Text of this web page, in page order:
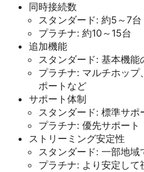
同時接続数
スタンダード: 約5～7台
プラチナ: 約10～15台
追加機能
スタンダード: 基本機能
プラチナ: マルチホッ
ポートなど
サポート体制
スタンダード: 標準サポ
プラチナ: 優先サポート
ストリーミング安定性
スタンダード: 一部地域
プラチナ: より安定し